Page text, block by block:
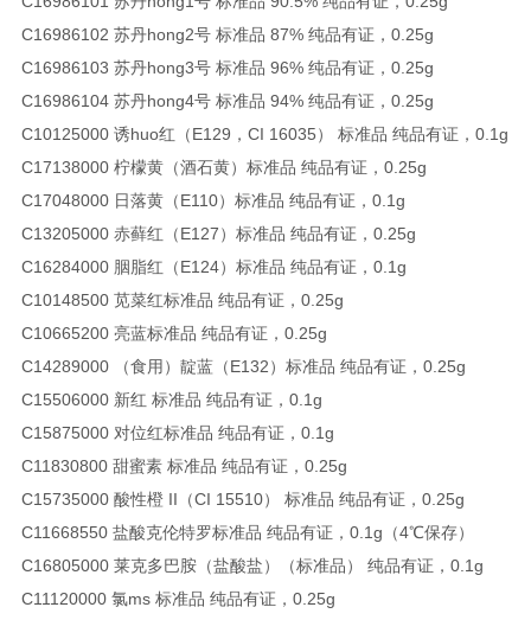
C16986102 苏丹hong2号 标准品 87% 纯品有证，0.25g
C16986103 苏丹hong3号 标准品 96% 纯品有证，0.25g
C16986104 苏丹hong4号 标准品 94% 纯品有证，0.25g
C10125000 诱huo红（E129，CI 16035） 标准品 纯品有证，0.1g
C17138000 柠檬黄（酒石黄）标准品 纯品有证，0.25g
C17048000 日落黄（E110）标准品 纯品有证，0.1g
C13205000 赤藓红（E127）标准品 纯品有证，0.25g
C16284000 胭脂红（E124）标准品 纯品有证，0.1g
C10148500 苋菜红标准品 纯品有证，0.25g
C10665200 亮蓝标准品 纯品有证，0.25g
C14289000 （食用）靛蓝（E132）标准品 纯品有证，0.25g
C15506000 新红 标准品 纯品有证，0.1g
C15875000 对位红标准品 纯品有证，0.1g
C11830800 甜蜜素 标准品 纯品有证，0.25g
C15735000 酸性橙 II（CI 15510） 标准品 纯品有证，0.25g
C11668550 盐酸克伦特罗标准品 纯品有证，0.1g（4℃保存）
C16805000 莱克多巴胺（盐酸盐）（标准品） 纯品有证，0.1g
C11120000 氯ms 标准品 纯品有证，0.25g